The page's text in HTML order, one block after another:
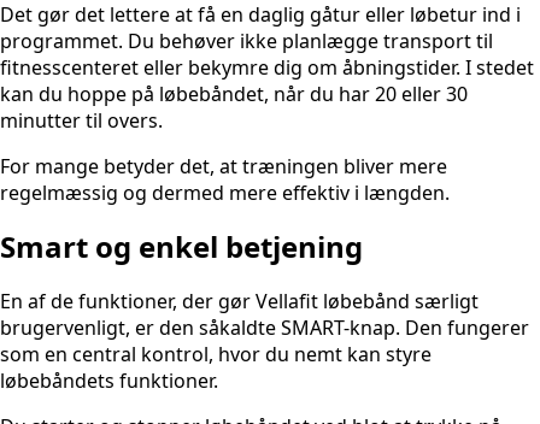
Det gør det lettere at få en daglig gåtur eller løbetur ind i
programmet. Du behøver ikke planlægge transport til
fitnesscenteret eller bekymre dig om åbningstider. I stedet
kan du hoppe på løbebåndet, når du har 20 eller 30
minutter til overs.
For mange betyder det, at træningen bliver mere
regelmæssig og dermed mere effektiv i længden.
Smart og enkel betjening
En af de funktioner, der gør Vellafit løbebånd særligt
brugervenligt, er den såkaldte SMART-knap. Den fungerer
som en central kontrol, hvor du nemt kan styre
løbebåndets funktioner.